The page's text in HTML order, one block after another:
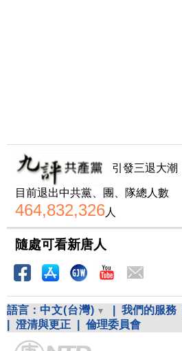
引發三退大潮
目前退出中共黨、團、隊總人數
464,832,326人
隨處可看新唐人
語言： 中文(台灣) 我們的服務
澄清與更正 倫理委員會